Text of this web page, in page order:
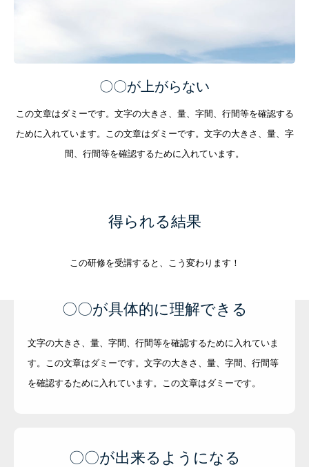
〇〇が上がらない
この文章はダミーです。文字の大きさ、量、字間、行間等を確認する
ために入れています。この文章はダミーです。文字の大きさ、量、字
間、行間等を確認するために入れています。
得られる結果
この研修を受講すると、こう変わります！
〇〇が具体的に理解できる
文字の大きさ、量、字間、行間等を確認するために入れていま
す。この文章はダミーです。文字の大きさ、量、字間、行間等
を確認するために入れています。この文章はダミーです。
〇〇が出来るようになる